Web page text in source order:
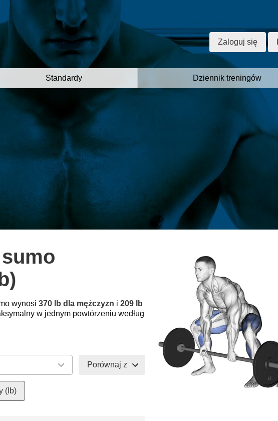
Zaloguj się
Standardy Dziennik treningów
wynosi 370 lb dla mężczyzn i 209 lb
w jednym powtórzeniu według
Porównaj z
(lb)